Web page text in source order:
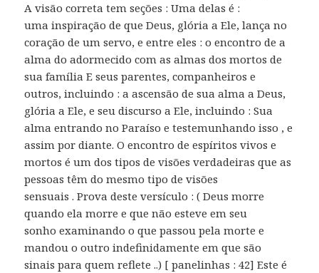
A visão correta tem seções : Uma delas é :
uma inspiração de que Deus, glória a Ele, lança no
coração de um servo, e entre eles : o encontro de a
alma do adormecido com as almas dos mortos de
sua família E seus parentes, companheiros e
outros, incluindo : a ascensão de sua alma a Deus,
glória a Ele, e seu discurso a Ele, incluindo : Sua
alma entrando no Paraíso e testemunhando isso , e
assim por diante. O encontro de espíritos vivos e
mortos é um dos tipos de visões verdadeiras que as
pessoas têm do mesmo tipo de visões
sensuais . Prova deste versículo : ( Deus morre
quando ela morre e que não esteve em seu
sonho examinando o que passou pela morte e
mandou o outro indefinidamente em que são
sinais para quem reflete ..) [ panelinhas : 42] Este é